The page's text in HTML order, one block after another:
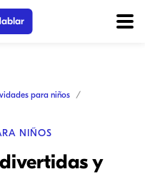
para niños
NIÑOS
y